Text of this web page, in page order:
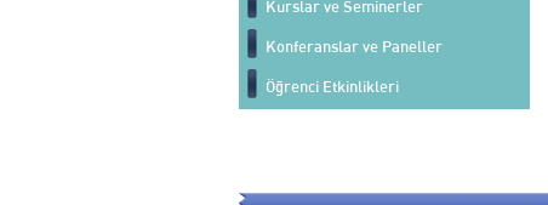
Kurslar ve Seminerler
Konferanslar ve Paneller
Öğrenci Etkinlikleri